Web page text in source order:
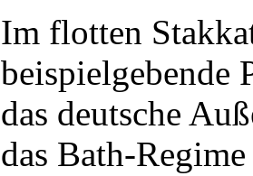
Im flotten
beispielgebende
das deutsche
das Bath-